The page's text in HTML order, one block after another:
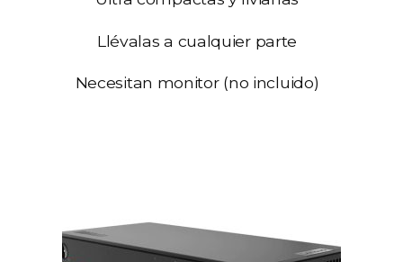
Llévalas a cualquier parte
Necesitan monitor (no incluido)